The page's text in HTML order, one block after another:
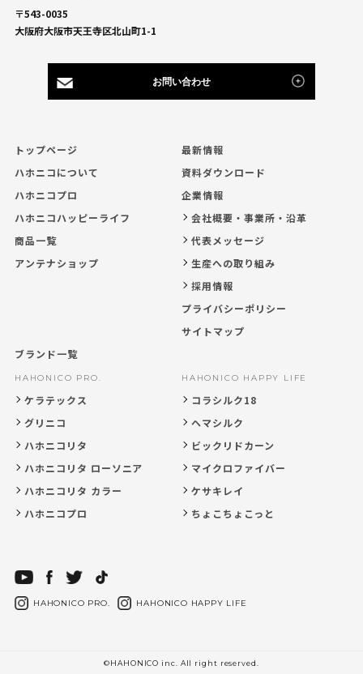
〒543-0035
大阪府大阪市天王寺区北山町1-1
お問い合わせ
トップページ
ハホニコについて
ハホニコプロ
ハホニコハッピーライフ
商品一覧
アンテナショップ
ブランド一覧
HAHONICO PRO.
ケラテックス
グリニコ
ハホニコリタ
ハホニコリタ ローソニア
ハホニコリタ カラー
ハホニコプロ
HAHONICO HAPPY LIFE
コラシルク18
ヘマシルク
ビックリドカーン
マイクロファイバー
ケサキレイ
ちょこちょこっと
最新情報
資料ダウンロード
企業情報
会社概要・事業所・沿革
代表メッセージ
生産への取り組み
採用情報
プライバシーポリシー
サイトマップ
HAHONICO PRO. HAHONICO HAPPY LIFE
©HAHONICO inc. All right reserved.